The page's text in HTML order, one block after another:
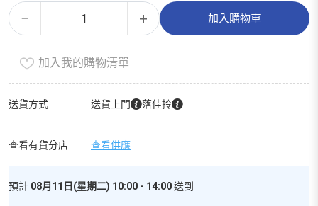
−
有
機
奶
數
+ 加入購物車
Alternative:
加入我的購物清單
送貨方式 送貨上門 落佳拎
查看有貨分店 查看供應
預計 08月11日(星期二) 10:00 - 14:00送到